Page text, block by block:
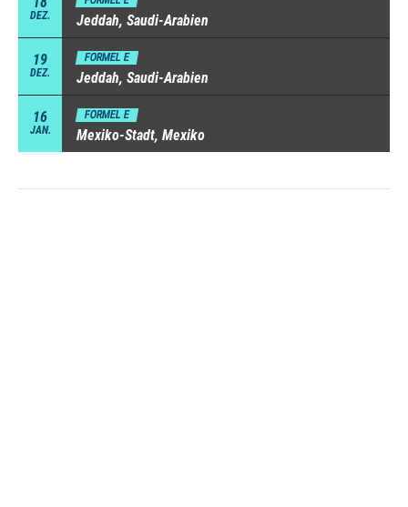
DEZ. Jeddah, Saudi-Arabien
19
DEZ.
FORMEL E
Jeddah, Saudi-Arabien
16
JAN.
FORMEL E
Mexiko-Stadt, Mexiko